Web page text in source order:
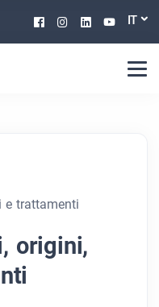
Facebook
Instagram
Linkedin
IT
e trattamenti
origini,